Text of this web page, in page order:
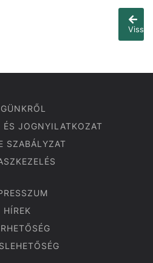
Vissza
ÉS JOGNYILATKOZAT
SZABÁLYZAT
HÍREK